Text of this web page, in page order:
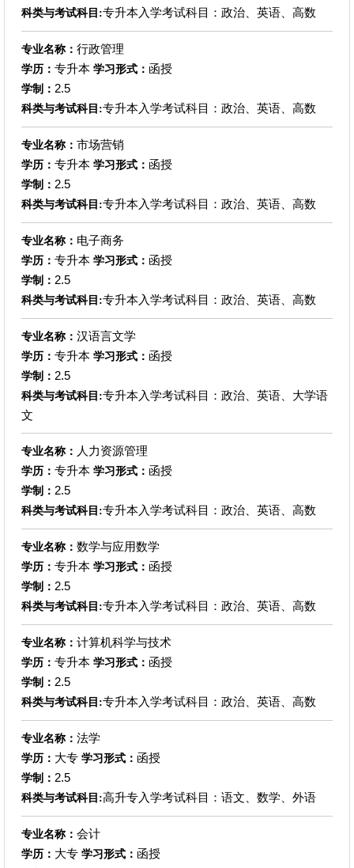
科类与考试科目:专升本入学考试科目：政治、英语、高数
专业名称： 行政管理
学历： 专升本 学习形式： 函授
学制： 2.5
科类与考试科目:专升本入学考试科目：政治、英语、高数
专业名称： 市场营销
学历： 专升本 学习形式： 函授
学制： 2.5
科类与考试科目:专升本入学考试科目：政治、英语、高数
专业名称： 电子商务
学历： 专升本 学习形式： 函授
学制： 2.5
科类与考试科目:专升本入学考试科目：政治、英语、高数
专业名称： 汉语言文学
学历： 专升本 学习形式： 函授
学制： 2.5
科类与考试科目:专升本入学考试科目：政治、英语、大学语
文
专业名称： 人力资源管理
学历： 专升本 学习形式： 函授
学制： 2.5
科类与考试科目:专升本入学考试科目：政治、英语、高数
专业名称： 数学与应用数学
学历： 专升本 学习形式： 函授
学制： 2.5
科类与考试科目:专升本入学考试科目：政治、英语、高数
专业名称： 计算机科学与技术
学历： 专升本 学习形式： 函授
学制： 2.5
科类与考试科目:专升本入学考试科目：政治、英语、高数
专业名称： 法学
学历： 大专 学习形式： 函授
学制： 2.5
科类与考试科目:高升专入学考试科目：语文、数学、外语
专业名称： 会计
学历： 大专 学习形式： 函授